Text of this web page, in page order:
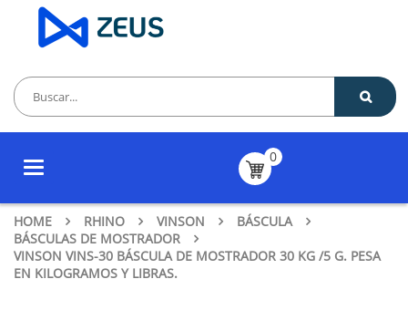
Toggle
0
HOME RHINO VINSON
BÁSCULA
BÁSCULAS DE MOSTRADOR
VINSON VINS-30 BÁSCULA DE MOSTRADOR 30 KG /5 G. PESA
EN KILOGRAMOS Y LIBRAS.